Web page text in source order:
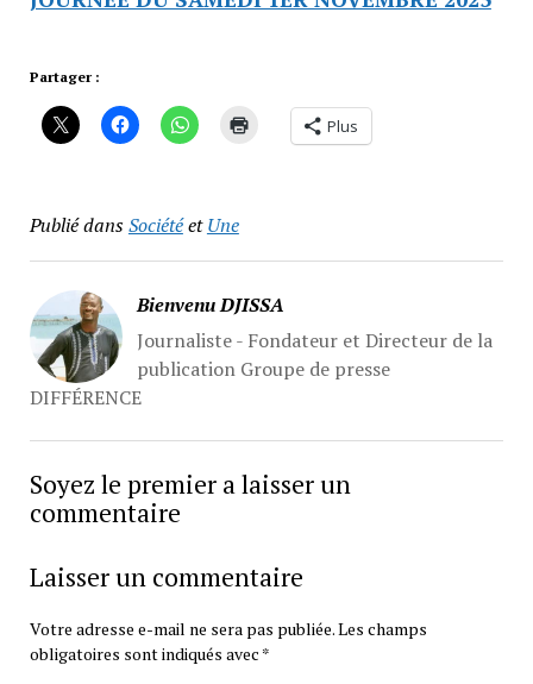
Partager :
Plus
Publié dansSociétéetUne
Bienvenu DJISSA
Journaliste - Fondateur et Directeur de la
publication Groupe de presse
DIFFÉRENCE
Soyez le premier a laisser un
commentaire
Laisser un commentaire
Votre adresse e-mail ne sera pas publiée.Les champs
obligatoires sont indiqués avec *